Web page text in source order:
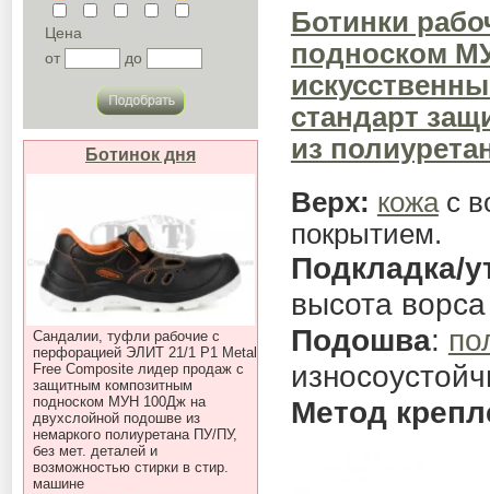
Цена
от
до
Ботинок дня
Сандалии, туфли рабочие с
перфорацией ЭЛИТ 21/1 P1 Metal
Free Composite лидер продаж с
защитным композитным
подноском МУН 100Дж на
двухслойной подошве из
немаркого полиуретана ПУ/ПУ,
без мет. деталей и
возможностью стирки в стир.
машине
Ботинки
подноском
стандарт
из
Верх: кожас
покрытием.
Подкладка/
высота
Подошва:
Метод